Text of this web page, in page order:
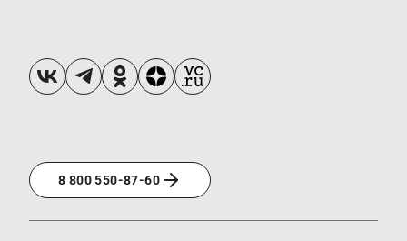
8 800 550-87-60